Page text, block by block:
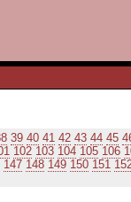
39 40 41 42 43 44 45
102 103 104 105 106
147 148 149 150 151